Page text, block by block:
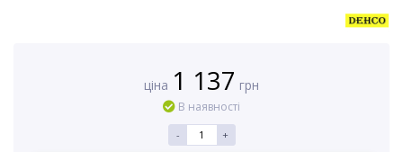
ціна 1 137 грн
В наявності
- +